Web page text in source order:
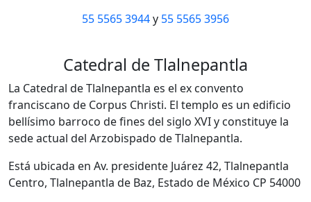
55 5565 3944y 55 5565 3956
Catedral de Tlalnepantla
La Catedral de Tlalnepantla es el ex convento
franciscano de Corpus Christi. El templo es un edificio
bellísimo barroco de fines del siglo XVI y constituye la
sede actual del Arzobispado de Tlalnepantla.
Está ubicada en Av. presidente Juárez 42, Tlalnepantla
Centro, Tlalnepantla de Baz, Estado de México CP 54000